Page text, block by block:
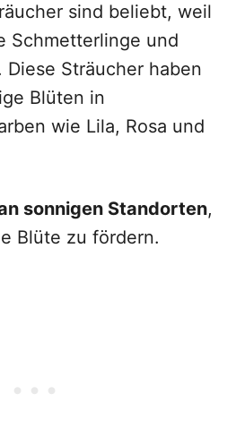
sind beliebt, weil
Schmetterlinge und
Sträucher haben
Blüten in
wie Lila, Rosa und
sonnigen Standorten,
Blüte zu fördern.